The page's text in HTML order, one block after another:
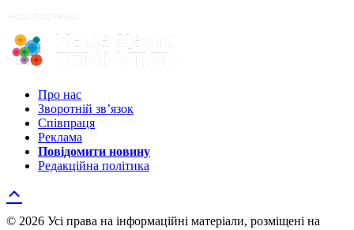
Про нас
Зворотній зв’язок
Співпраця
Реклама
Повідомити новину
Редакційна політика
© 2026 Усі права на інформаційні матеріали, розміщені на